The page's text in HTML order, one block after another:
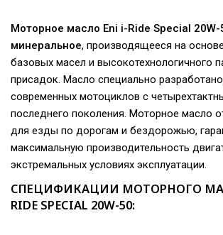
Моторное масло Eni i-Ride Special 20W-
минеральное, производящееся на
базовых масел и высокотехнологичного
присадок. Масло специально
современных мотоциклов с
последнего поколения. Моторное масло
для езды по дорогам и бездорожью,
максимальную производительность
экстремальных условиях эксплуатации.
СПЕЦИФИКАЦИИ МОТОРНОГО
RIDE SPECIAL 20W-50: